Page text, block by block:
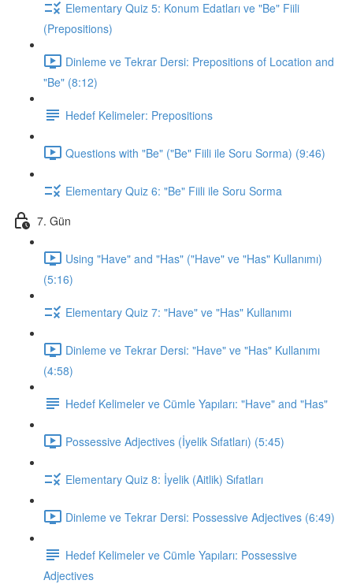
Elementary Quiz 5: Konum Edatları ve "Be" Fiili
(Prepositions)
Dinleme ve Tekrar Dersi: Prepositions of Location and
"Be" (8:12)
Hedef Kelimeler: Prepositions
Questions with "Be" ("Be" Fiili ile Soru Sorma) (9:46)
Elementary Quiz 6: "Be" Fiili ile Soru Sorma
7. Gün
Using "Have" and "Has" ("Have" ve "Has" Kullanımı)
(5:16)
Elementary Quiz 7: "Have" ve "Has" Kullanımı
Dinleme ve Tekrar Dersi: "Have" ve "Has" Kullanımı
(4:58)
Hedef Kelimeler ve Cümle Yapıları: "Have" and "Has"
Possessive Adjectives (İyelik Sıfatları) (5:45)
Elementary Quiz 8: İyelik (Aitlik) Sıfatları
Dinleme ve Tekrar Dersi: Possessive Adjectives (6:49)
Hedef Kelimeler ve Cümle Yapıları: Possessive
Adjectives